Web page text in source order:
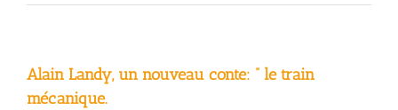
Alain Landy, un nouveau conte: ” le train
mécanique.